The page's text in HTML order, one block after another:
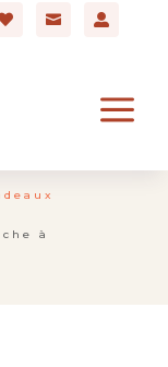
 
a
à